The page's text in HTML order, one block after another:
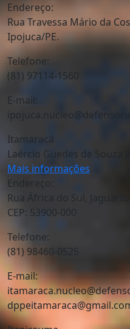
Endereço:
Rua Travessa Mário da
Ipojuca/PE.
Telefone:
(81) 97114-1560
E-mail:
Itamaracá
Laércio Guedes de Souza
Mais informações
Endereço:
Rua África do Sul,
CEP: 53900-000
Telefone:
(81) 98460-0525
E-mail: